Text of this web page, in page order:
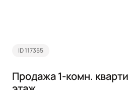
ID 117355
Продажа 1-комн.